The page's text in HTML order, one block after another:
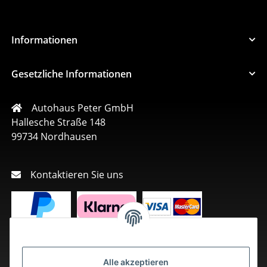
Alle akzeptieren
Informationen
Gesetzliche Informationen
Autohaus Peter GmbH
Hallesche Straße 148
99734 Nordhausen
Kontaktieren Sie uns